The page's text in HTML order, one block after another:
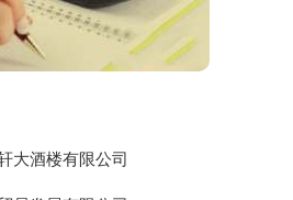
酒楼有限公司